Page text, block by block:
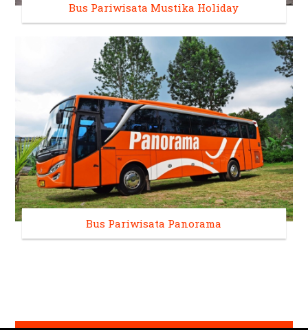
Bus Pariwisata Mustika Holiday
Bus Pariwisata Panorama